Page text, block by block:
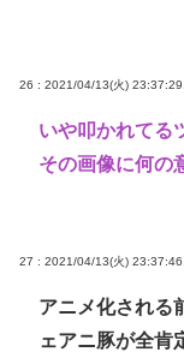
26 : 2021/04/13(火)
いや叩かれてる
その画像に何の
27 : 2021/04/13(火)
アニメ化される
ェアニ豚が全肯